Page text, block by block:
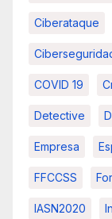
Ciberataque
COVID 19
Detective
Empresa
FFCCSS
IASN2020